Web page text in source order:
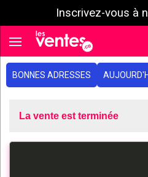
Inscrivez-vous à
Toggle navigation
BONNES ADRESSES
La vente est terminée